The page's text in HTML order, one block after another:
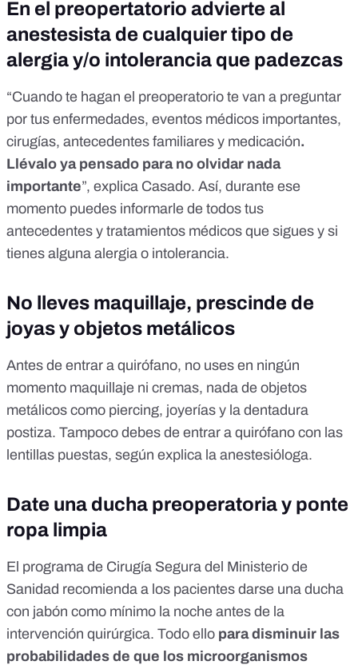
En el preopertatorio advierte al
anestesista de cualquier tipo de
alergia y/o intolerancia que padezcas
“Cuando te hagan el preoperatorio te van a preguntar
por tus enfermedades, eventos médicos importantes,
cirugías, antecedentes familiares y medicación.
Llévalo ya pensado para no olvidar nada
importante”, explica Casado. Así, durante ese
momento puedes informarle de todos tus
antecedentes y tratamientos médicos que sigues y si
tienes alguna alergia o intolerancia.
No lleves maquillaje, prescinde de
joyas y objetos metálicos
Antes de entrar a quirófano, no uses en ningún
momento maquillaje ni cremas, nada de objetos
metálicos como piercing, joyerías y la dentadura
postiza. Tampoco debes de entrar a quirófano con las
lentillas puestas, según explica la anestesióloga.
Date una ducha preoperatoria y ponte
ropa limpia
El programa de Cirugía Segura del Ministerio de
Sanidad recomienda a los pacientes darse una ducha
con jabón como mínimo la noche antes de la
intervención quirúrgica. Todo ello para disminuir las
probabilidades de que los microorganismos